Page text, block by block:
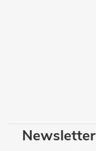
Newsletter